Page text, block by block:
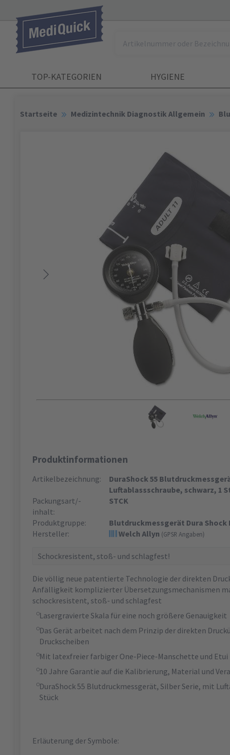
TOP-KATEGORIEN HYGIENE
Startseite Medizintechnik Diagnostik Allgemein
Produktinformationen
Artikelbezeichnung:
DuraShock 55
Luftablassschraube, schwarz, 1
Packungsart/-
inhalt:
STCK
Produktgruppe:
Blutdruckmessgerät Dura Shock
Hersteller:
Welch Allyn (GPSR Angaben)
Schockresistent, stoß- und schlagfest!
Die völlig neue patentierte Technologie der direkten
Anfälligkeit komplizierter Übersetzungsmechanismen
schockresistent, stoß- und schlagfest
Lasergravierte Skala für eine noch größere Genauigkeit
Das Gerät arbeitet nach dem Prinzip der direkten
Druckscheiben
Mit latexfreier farbiger One-Piece-Manschette und Etui
10 Jahre Garantie auf die Kalibrierung, Material und
DuraShock 55 Blutdruckmessgerät, Silber Serie, mit
Stück
Erläuterung der Symbole: